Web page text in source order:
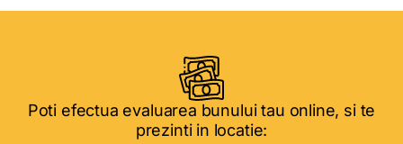
Poti efectua evaluarea bunului tau online, si te
prezinti in locatie: